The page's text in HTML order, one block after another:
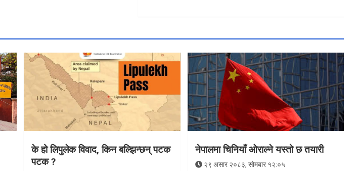
के हो लिपुलेक विवाद, किन बल्झिन्छन् पटक
पटक ?
नेपालमा चिनियाँ ओराल्ने यस्तो छ तयारी
२९ असार २०८३, सोमबार १२:०५